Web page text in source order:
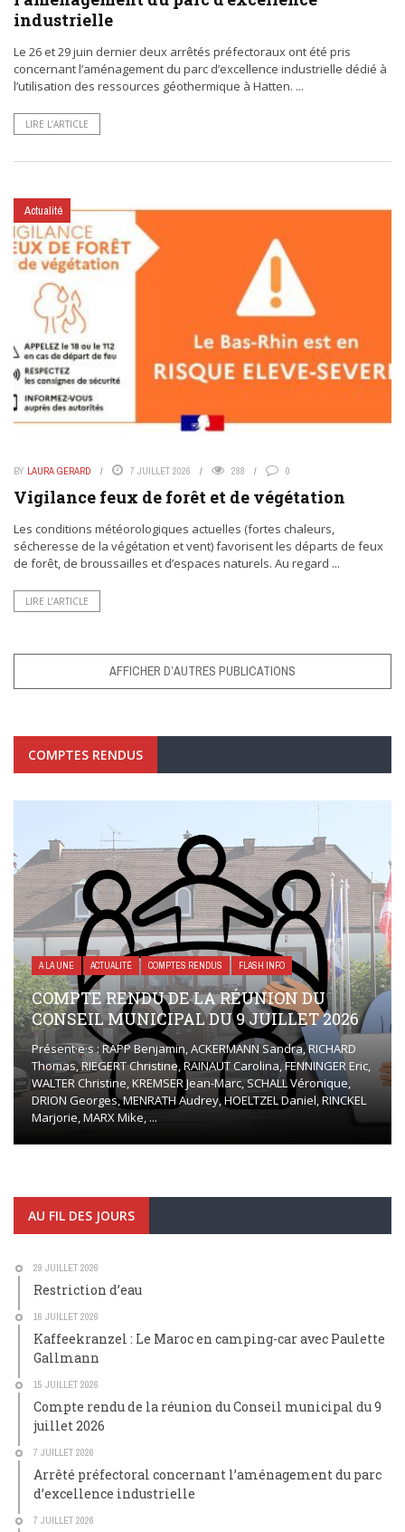
industrielle
Le 26 et 29 juin dernier deux arrêtés préfectoraux ont été pris
concernant l’aménagement du parc d’excellence industrielle dédié à
l’utilisation des ressources géothermique à Hatten. ...
LIRE L’ARTICLE
Actualité
BY LAURA GERARD 7 JUILLET 2026 288 0
Vigilance feux de forêt et de végétation
Les conditions météorologiques actuelles (fortes chaleurs,
sécheresse de la végétation et vent) favorisent les départs de feux
de forêt, de broussailles et d’espaces naturels. Au regard ...
LIRE L’ARTICLE
AFFICHER D’AUTRES PUBLICATIONS
COMPTES RENDUS
A LA UNE ACTUALITÉ COMPTES RENDUS FLASH INFO
COMPTE RENDU DE LA RÉUNION DU
CONSEIL MUNICIPAL DU 9 JUILLET 2026
Présent·e·s : RAPP Benjamin, ACKERMANN Sandra, RICHARD
Thomas, RIEGERT Christine, RAINAUT Carolina, FENNINGER Eric,
WALTER Christine, KREMSER Jean-Marc, SCHALL Véronique,
DRION Georges, MENRATH Audrey, HOELTZEL Daniel, RINCKEL
Marjorie, MARX Mike, ...
AU FIL DES JOURS
29 JUILLET 2026
Restriction d’eau
16 JUILLET 2026
Kaffeekranzel : Le Maroc en camping-car avec Paulette
Gallmann
15 JUILLET 2026
Compte rendu de la réunion du Conseil municipal du 9
juillet 2026
7 JUILLET 2026
Arrêté préfectoral concernant l’aménagement du parc
d’excellence industrielle
7 JUILLET 2026